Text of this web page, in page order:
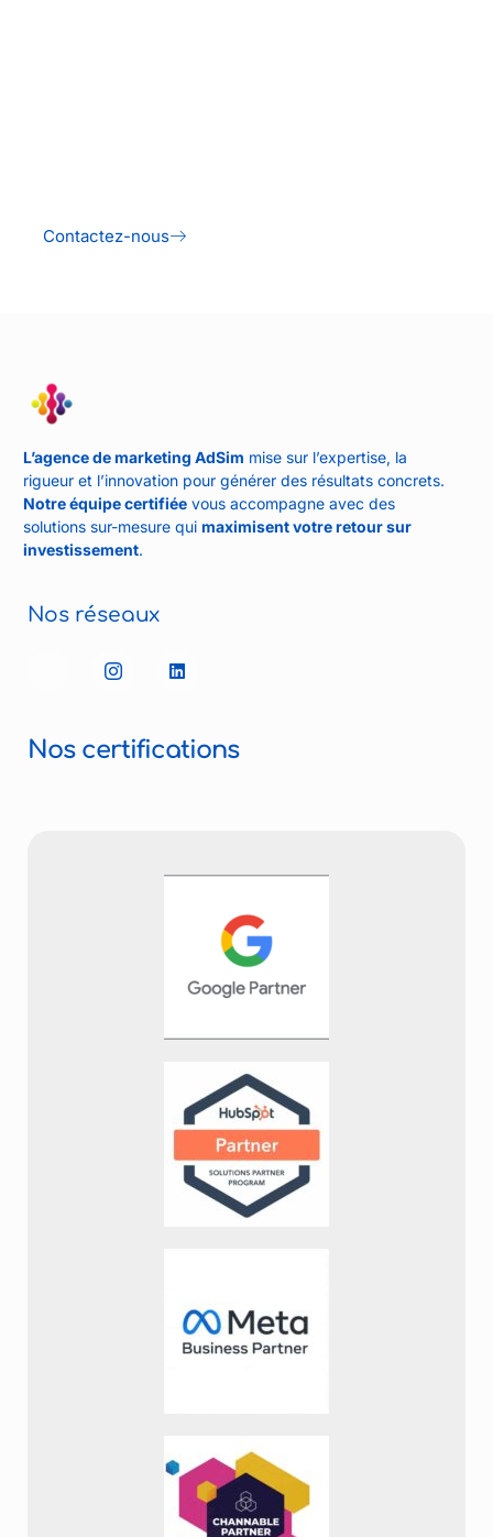
Contactez-nous
L’agence de marketing AdSim mise sur l’expertise, la
rigueur et l’innovation pour générer des résultats concrets.
Notre équipe certifiée vous accompagne avec des
solutions sur-mesure qui maximisent votre retour sur
investissement.
Nos réseaux
Nos certifications